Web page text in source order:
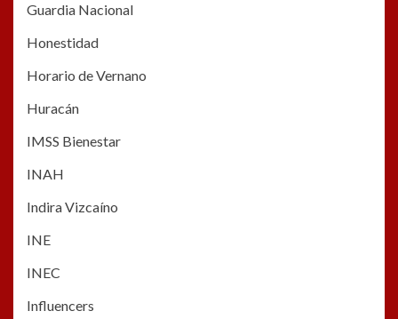
Guardia Nacional
Honestidad
Horario de Vernano
Huracán
IMSS Bienestar
INAH
Indira Vizcaíno
INE
INEC
Influencers